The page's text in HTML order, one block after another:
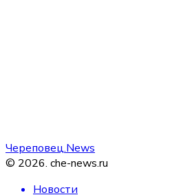
Череповец.News
© 2026. che-news.ru
Новости